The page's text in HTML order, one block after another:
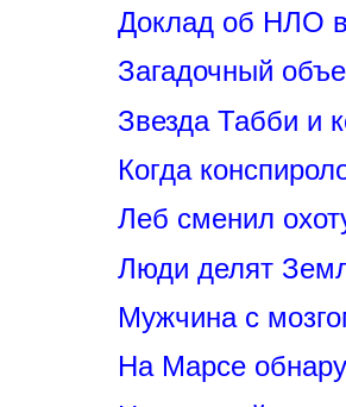
Доклад об НЛО
Загадочный
Звезда Табби и
Когда
Леб сменил
Люди делят
Мужчина с
На Марсе